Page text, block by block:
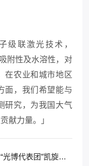
级联激光技术，
附性及水溶性，对
在农业和城市地区
面，我们希望能与
研究，为我国大气
献力量。」
深圳光博会完美收官，“光博代表团”凯旋归来